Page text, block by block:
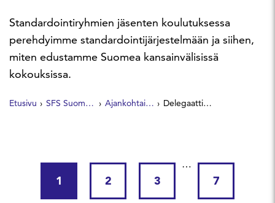
Standardointiryhmien jäsenten koulutuksessa
perehdyimme standardointijärjestelmään ja siihen,
miten edustamme Suomea kansainvälisissä
kokouksissa.
Etusivu SFS Suomen Standardit Ajankohtaista Delegaattivalmennus 11.11.2025
1 2 3
…
7